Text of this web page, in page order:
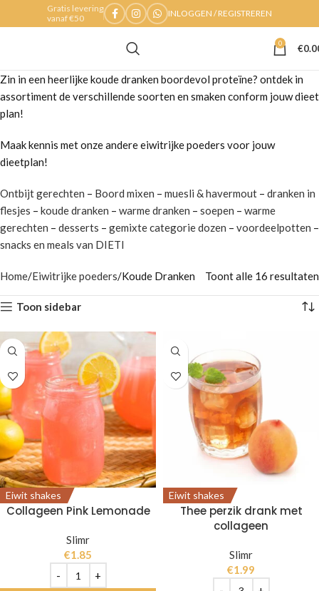
Gratis levering
vanaf €50
INLOGGEN / REGISTREREN
0 €
Zin in een heerlijke koude dranken boordevol proteïne? ontdek in
assortiment de verschillende soorten en smaken conform jouw dieet
plan!
Maak kennis met onze andere eiwitrijke poeders voor jouw
dieetplan!
Ontbijt gerechten – Boord mixen – muesli & havermout – dranken in
flesjes – koude dranken – warme dranken – soepen – warme
gerechten – desserts – gemixte categorie dozen – voordeelpotten –
snacks en meals van DIETI
Home Eiwitrijke poeders Koude Dranken Toont alle 16 resultaten
Toon sidebar
Eiwit shakes
Collageen Pink Lemonade
Slimr
€1.85
Eiwit shakes
Thee perzik drank met
collageen
Slimr
€1.99